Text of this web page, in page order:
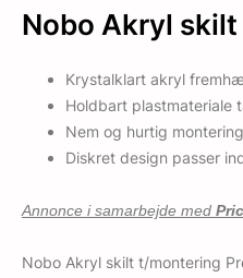
Nobo Akryl
Krystalklart akryl
Holdbart plastmateriale
Nem og hurtig
Diskret design passer
Annonce i samarbejde med
Nobo Akryl skilt t/montering